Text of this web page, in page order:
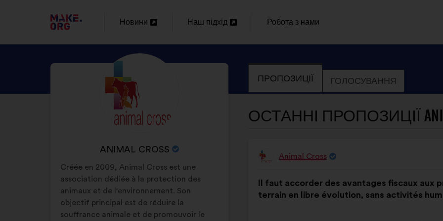
ПЕРЕЙТИ
НА
ГОЛОВНУ
СТОРІНКУ
MAKE.ORG
Новини
вкладці
Наш підхід
Робота з нами
ANIMAL
CROSS
НАЗВА
ОРГАНІЗАЦІЇ:
ANIMAL CROSS
Créée en 2009, Animal Cross est une
association dédiée à la protection des
animaux et de l'environnement. Son
objectif principal est de réduire la
souffrance animale et de promouvoir le
ПРОПОЗИЦІЇ ГОЛОСУВАННЯ
ОСТАННІ ПРОПОЗИЦІЇ
Пропозиція
Animal Cross
пропозиції:
Il faut accorder des avantages fiscaux aux
terrain en libre évolution, sans activités
розподілом: